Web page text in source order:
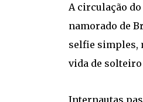
A circulação
namorado de
selfie simples,
vida de
Internautas